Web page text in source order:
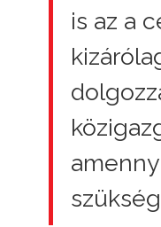
is az a